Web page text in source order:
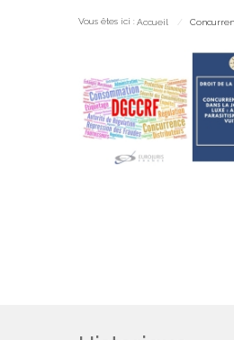
Vous êtes ici : Accueil